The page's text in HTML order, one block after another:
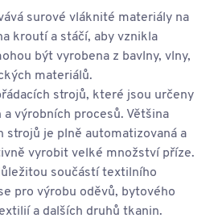
surové vláknité materiály na
kroutí a stáčí, aby vznikla
být vyrobena z bavlny, vlny,
materiálů.
strojů, které jsou určeny
výrobních procesů. Většina
strojů je plně automatizovaná a
vyrobit velké množství příze.
součástí textilního
pro výrobu oděvů, bytového
a dalších druhů tkanin.